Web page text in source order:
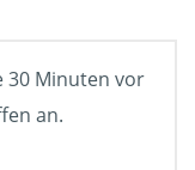
30 Minuten vor
an.